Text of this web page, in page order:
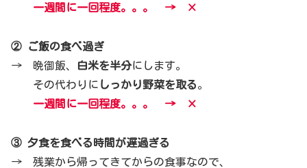
一週間に一回程度。。。 → ×
② ご飯の食べ過ぎ
→ 晩御飯、
白米を半分にします。
その代わりに しっかり野菜を取る。
一週間に一回程度。。。 → ×
③ 夕食を食べる時間が遅過ぎる
→ 残業から帰ってきてからの食事なので、